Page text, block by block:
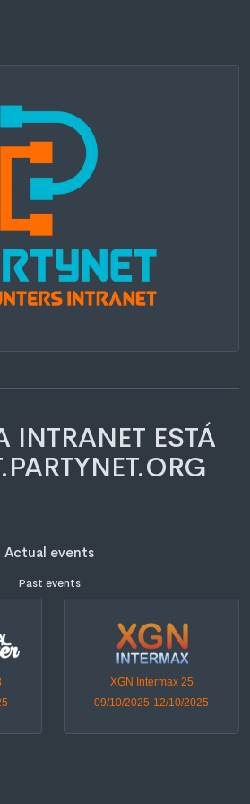
INTRANET ESTÁ
Actual events
Past events
XGN Intermax 25
09/10/2025-12/10/2025